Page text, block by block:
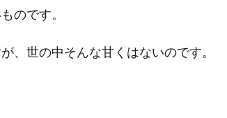
のです。
、世の中そんな甘くはないのです。